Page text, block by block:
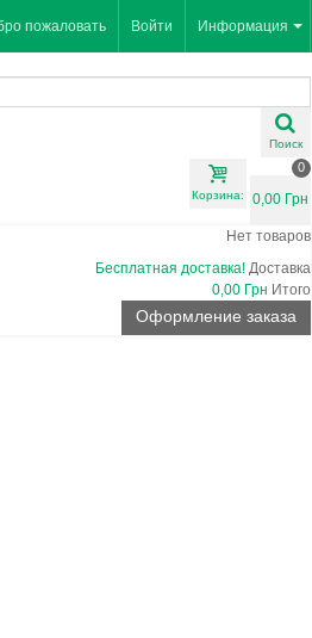
Информация
пожаловать Войти
Поиск
Корзина:
0
0,00 Грн
Нет товаров
Бесплатная доставка! Доставка
0,00 Грн Итого
Оформление заказа